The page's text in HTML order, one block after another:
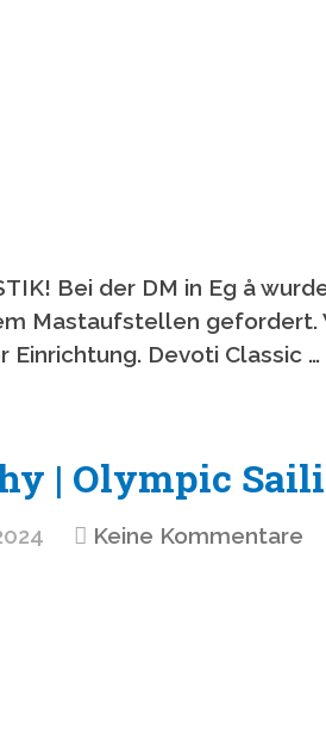
Bei der DM in Eg å
Mastaufstellen gefordert.
Einrichtung. Devoti Classic …
| Olympic
Keine Kommentare